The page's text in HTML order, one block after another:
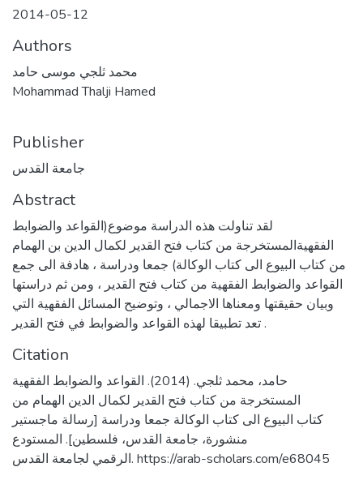
2014-05-12
Authors
محمد ثلجي موسى حامد
Mohammad Thalji Hamed
Publisher
جامعة القدس
Abstract
لقد تناولت هذه الدراسة موضوع(القواعد والضوابط
الفقهيةالمستخرجة من كتاب فتح القدير لكمال الدين بن الهمام
من كتاب البيوع الى كتاب الوكالة) جمعا ودراسة ، هادفة الى جمع
القواعد والضوابط الفقهية من كتاب فتح القدير ، ومن ثم دراستها
وبيان حقيقتها ومعناها الاجمالي ، وتوضيح المسائل الفقهية التي
تعد تطبيقا لهذه القواعد والضوابط في فتح القدير .
Citation
حامد، محمد ثلجي. (2014). القواعد والضوابط الفقهية
المستخرجة من كتاب فتح القدير لكمال الدين الهمام من
كتاب البيوع الى كتاب الوكالة جمعا ودراسة [رسالة ماجستير
منشورة، جامعة القدس، فلسطين]. المستودع
الرقمي لجامعة القدس. https://arab-scholars.com/e68045